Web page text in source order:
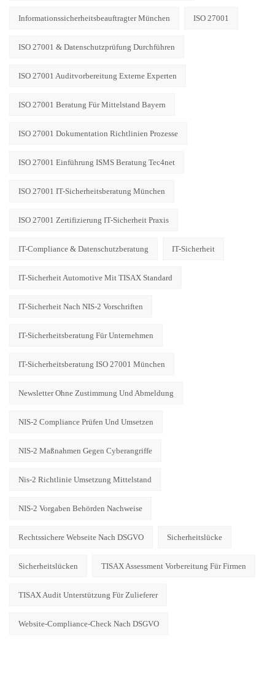
Informationssicherheitsbeauftragter München ISO 27001
ISO 27001 & Datenschutzprüfung Durchführen
ISO 27001 Auditvorbereitung Externe Experten
ISO 27001 Beratung Für Mittelstand Bayern
ISO 27001 Dokumentation Richtlinien Prozesse
ISO 27001 Einführung ISMS Beratung Tec4net
ISO 27001 IT-Sicherheitsberatung München
ISO 27001 Zertifizierung IT-Sicherheit Praxis
IT-Compliance & Datenschutzberatung IT-Sicherheit
IT-Sicherheit Automotive Mit TISAX Standard
IT-Sicherheit Nach NIS-2 Vorschriften
IT-Sicherheitsberatung Für Unternehmen
IT-Sicherheitsberatung ISO 27001 München
Newsletter Ohne Zustimmung Und Abmeldung
NIS-2 Compliance Prüfen Und Umsetzen
NIS-2 Maßnahmen Gegen Cyberangriffe
Nis-2 Richtlinie Umsetzung Mittelstand
NIS-2 Vorgaben Behörden Nachweise
Rechtssichere Webseite Nach DSGVO Sicherheitslücke
Sicherheitslücken TISAX Assessment Vorbereitung Für Firmen
TISAX Audit Unterstützung Für Zulieferer
Website-Compliance-Check Nach DSGVO